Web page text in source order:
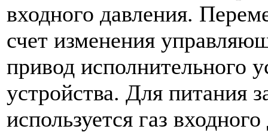
входного давления.
счет изменения
привод исполнительного
устройства. Для питания
используется газ